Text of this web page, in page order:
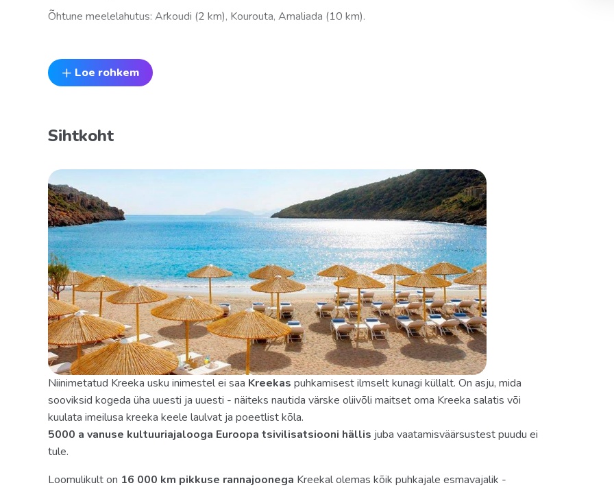
Õhtune meelelahutus: Arkoudi (2 km), Kourouta, Amaliada (10 km).
Kuulub hotelliketti Grecotel. Koosneb kahekorruselisest peahoonest ja villade kompleksist, mis asuvad
aias, mere ääres. Kokku 54 numbrituba.
Main House 2-Bedroom Suite SV (mahub 4+2 in., 105 - 125 m2)
Mandola Junior Suite SV (ühetoaline avar, elutoa ja magamistoa piirkonnad, double bed, lisavoodi, mahub
2+2 in., lapsed kuni 6 a., 50 m2).
28 Villat:
Beach Villa (rannas, 2 magamistuba, elutuba kaminaga, 2 double beds, lisavoodi, 2 vannituba,
aed/terrass 70–150 m2 lamamistoolide ja päikesevarjudega, pääs merre, mahub 4+1 in., 105 m2)
Villa Iolas Honeymoon Private Pool (rannas, elutuba, 2 kaminat, double bed, 2 lisavoodit, vannituba
mullivanniga, ind. bassein (soojenduseta), aed/terrass 70–150 м2 lamamistoolide ja päikesevarjudega,
pääs merre, mahub 2+2 in., 125 m2),
Villa Delos Private Pool (2 magamistuba, avar elutuba, double deb, twin beds, 2 lisavoodit, 2 vannituba,
ind. bassein 32 m2 (soojenduseta), aed/terrass 70–150 m2varustatud lamamistoolide ja
päikesevarjudega, mahub 4+1 in., 105 m2). Olemas veel ka teised villad, täpne kirjeldus päringu alusel.
Toatüübid
3 Bedroom Beach Villa
Suite Mandola 2 Bedrooms Sea View
Villa Delos Private Pool
Presidential Beach Residence Private Pool
Loe rohkem
Sihtkoht
Niinimetatud Kreeka usku inimestel ei saa Kreekas puhkamisest ilmselt kunagi küllalt. On asju, mida
sooviksid kogeda üha uuesti ja uuesti - näiteks nautida värske oliivõli maitset oma Kreeka salatis või
kuulata imeilusa kreeka keele laulvat ja poeetlist kõla.
5000 a vanuse kultuuriajalooga Euroopa tsivilisatsiooni hällis juba vaatamisväärsustest puudu ei
tule.
Loomulikult on 16 000 km pikkuse rannajoonega Kreekal olemas kõik puhkajale esmavajalik -